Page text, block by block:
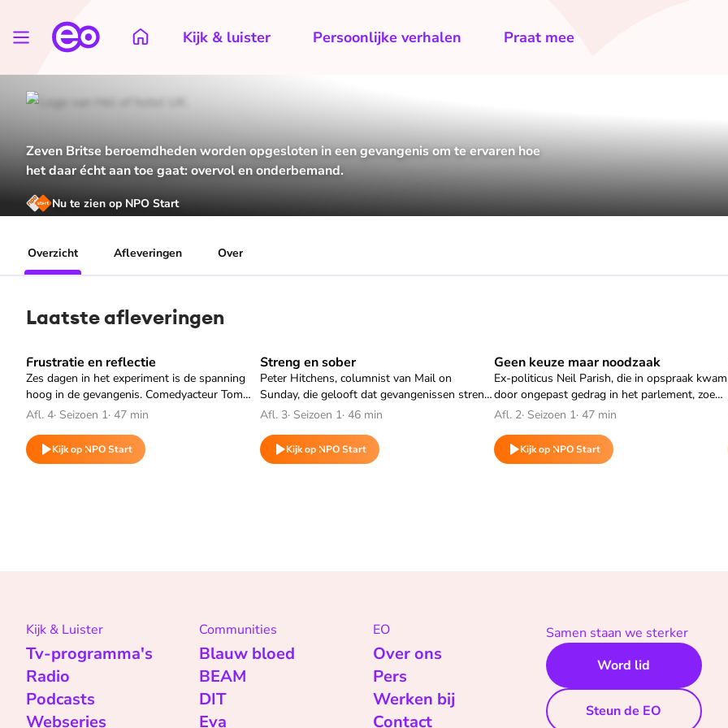
Kijk & luister Persoonlijke verhalen Praat mee
Zeven Britse beroemdheden worden opgesloten in een gevangenis om te ervaren hoe
het daar écht aan toe gaat: overvol en onderbemand.
Nu te zien op NPO Start
Overzicht Afleveringen Over
Laatste afleveringen
Frustratie en reflectie
Zes dagen in het experiment is de spanning
hoog in de gevangenis. Comedyacteur Tom
Rosenthal is gefrustreerd en sympathiseert
constante strijd in de gevangenis.
Afl. 4· Seizoen 1· 47 min
Kijk op NPO Start
Speel "Frustratie en reflectie" af Streng en sober
Peter Hitchens, columnist van Mail on
Sunday, die gelooft dat gevangenissen streng
en sober moeten zijn, veroorzaakt
niet bestaat.
Afl. 3· Seizoen 1· 46 min
Kijk op NPO Start
Speel "Streng en sober" af Geen keuze maar noodzaak
Ex-politicus Neil Parish, die in opspraak kwam
door ongepast gedrag in het parlement, zoekt
verlossing door zijn zonden in de gevangenis
Afl. 2· Seizoen 1· 47 min
Kijk op NPO Start
Speel "Geen keuze maar noodzaak" af
Kijk & Luister
Tv-programma's
Radio
Podcasts
Webseries
Communities
Blauw bloed
BEAM
DIT
Eva
EO
Over ons
Pers
Werken bij
Contact
Samen staan we sterker
Word lid
Steun de EO